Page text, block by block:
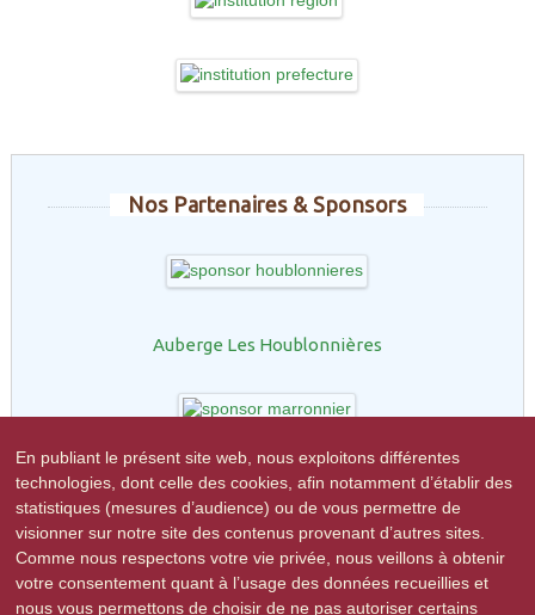
Nos Partenaires & Sponsors
Auberge Les Houblonnières
Restaurant le Marronnier
En publiant le présent site web, nous exploitons différentes
technologies, dont celle des cookies, afin notamment d’établir des
statistiques (mesures d’audience) ou de vous permettre de
visionner sur notre site des contenus provenant d’autres sites.
Comme nous respectons votre vie privée, nous veillons à obtenir
votre consentement quant à l’usage des données recueillies et
nous vous permettons de choisir de ne pas autoriser certains